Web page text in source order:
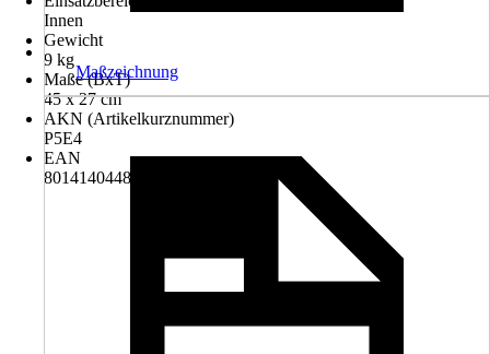
Innen
Gewicht
9 kg
Maße (BxT)
45 x 27 cm
AKN (Artikelkurznummer)
P5E4
EAN
8014140448686
Maßzeichnung